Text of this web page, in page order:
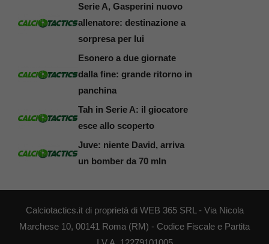
Serie A, Gasperini nuovo
allenatore: destinazione a
sorpresa per lui
Esonero a due giornate
dalla fine: grande ritorno in
panchina
Tah in Serie A: il giocatore
esce allo scoperto
Juve: niente David, arriva
un bomber da 70 mln
Calciotactics.it di proprietà di WEB 365 SRL - Via Nicola
Marchese 10, 00141 Roma (RM) - Codice Fiscale e Partita